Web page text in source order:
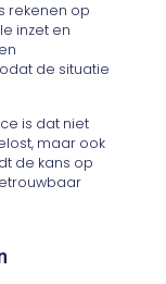
rekenen op
inzet en
de situatie
is dat niet
maar ook
de kans op